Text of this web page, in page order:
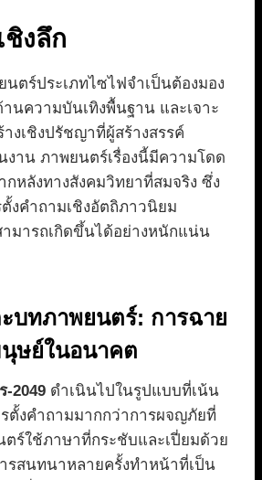
งลึก
นตร์ประเภทไซไฟจำเป็นต้องมอง
นความบันเทิงพื้นฐาน และเจาะ
างเชิงปรัชญาที่ผู้สร้างสรรค์
งาน ภาพยนตร์เรื่องนี้มีความโดด
กหลังทางสังคมวิทยาที่สมจริง ซึ่ง
งคำถามเชิงอัตถิภาวนิยม
ามารถเกิดขึ้นได้อย่างหนักแน่น
ะบทภาพยนตร์: การฉาย
ษย์ในอนาคต
-2049 ดำเนินไปในรูปแบบที่เน้น
ตั้งคำถามมากกว่าการผจญภัยที่
ตร์ใช้ภาษาที่กระชับและเปี่ยมด้วย
รสนทนาหลายครั้งทำหน้าที่เป็น